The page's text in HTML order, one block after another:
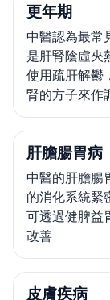
更年期
中醫認為最常
是肝腎陰虛夾
使用疏肝解鬱
腎的方子來作
肝膽腸胃病
中醫的肝膽腸
的消化系統緊
可透過健脾益
改善
皮膚疾病